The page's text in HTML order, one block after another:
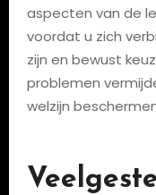
aspecten van de
voordat u zich
zijn en bewust
problemen
welzijn